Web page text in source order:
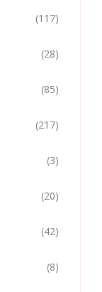
(117)
(28)
(85)
(217)
(3)
(20)
(42)
(8)